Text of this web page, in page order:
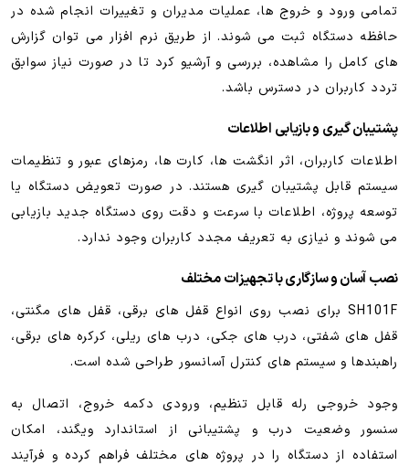
تمامی ورود و خروج ها، عملیات مدیران و تغییرات انجام شده در
حافظه دستگاه ثبت می شوند. از طریق نرم افزار می توان گزارش
های کامل را مشاهده، بررسی و آرشیو کرد تا در صورت نیاز سوابق
تردد کاربران در دسترس باشد.
پشتیبان گیری و بازیابی اطلاعات
اطلاعات کاربران، اثر انگشت ها، کارت ها، رمزهای عبور و تنظیمات
سیستم قابل پشتیبان گیری هستند. در صورت تعویض دستگاه یا
توسعه پروژه، اطلاعات با سرعت و دقت روی دستگاه جدید بازیابی
می شوند و نیازی به تعریف مجدد کاربران وجود ندارد.
نصب آسان و سازگاری با تجهیزات مختلف
SH101F برای نصب روی انواع قفل های برقی، قفل های مگنتی،
قفل های شفتی، درب های جکی، درب های ریلی، کرکره های برقی،
راهبندها و سیستم های کنترل آسانسور طراحی شده است.
وجود خروجی رله قابل تنظیم، ورودی دکمه خروج، اتصال به
سنسور وضعیت درب و پشتیبانی از استاندارد ویگند، امکان
استفاده از دستگاه را در پروژه های مختلف فراهم کرده و فرآیند